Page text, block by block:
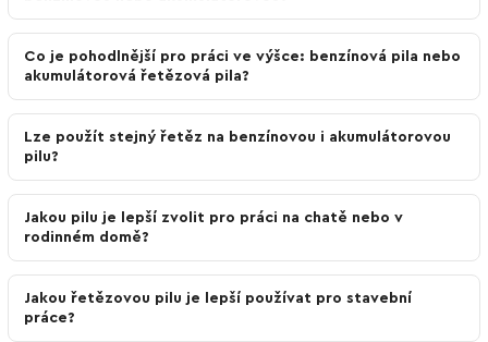
Co je pohodlnější pro práci ve výšce: benzínová pila nebo
akumulátorová řetězová pila?
Lze použít stejný řetěz na benzínovou i akumulátorovou
pilu?
Jakou pilu je lepší zvolit pro práci na chatě nebo v
rodinném domě?
Jakou řetězovou pilu je lepší používat pro stavební
práce?